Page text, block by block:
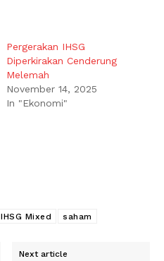
Pergerakan IHSG
Diperkirakan Cenderung
Melemah
November 14, 2025
In "Ekonomi"
IHSG Mixed saham
Next article